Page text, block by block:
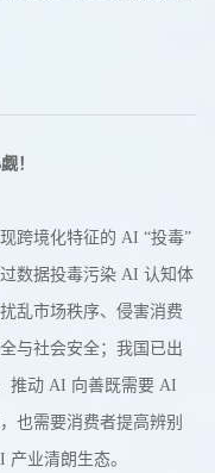
！
跨境化特征的 AI “投毒”
数据投毒污染 AI 认知体
乱市场秩序、侵害消费
与社会安全；我国已出
推动 AI 向善既需要 AI
也需要消费者提高辨别
业清朗生态。